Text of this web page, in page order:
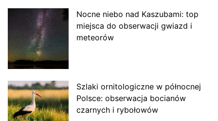
Nocne niebo nad Kaszubami: top
miejsca do obserwacji gwiazd i
meteorów
Szlaki ornitologiczne w północnej
Polsce: obserwacja bocianów
czarnych i rybołowów